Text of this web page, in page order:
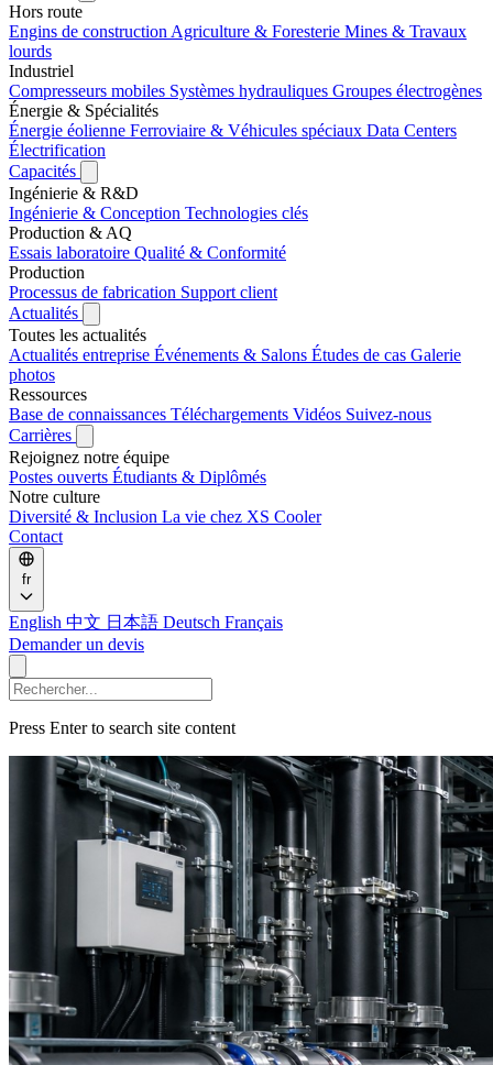
Hors route
Engins de construction Agriculture & Foresterie Mines & Travaux
lourds
Industriel
Compresseurs mobiles Systèmes hydrauliques Groupes électrogènes
Énergie & Spécialités
Énergie éolienne Ferroviaire & Véhicules spéciaux Data Centers
Électrification
Capacités
Ingénierie & R&D
Ingénierie & Conception Technologies clés
Production & AQ
Essais laboratoire Qualité & Conformité
Production
Processus de fabrication Support client
Actualités
Toutes les actualités
Actualités entreprise Événements & Salons Études de cas Galerie
photos
Ressources
Base de connaissances Téléchargements Vidéos Suivez-nous
Carrières
Rejoignez notre équipe
Postes ouverts Étudiants & Diplômés
Notre culture
Diversité & Inclusion La vie chez XS Cooler
Contact
fr
English 中文 日本語 Deutsch Français
Demander un devis
Press Enter to search site content